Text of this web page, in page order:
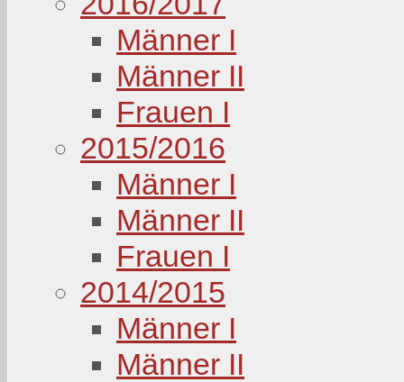
Männer I
Männer II
Frauen I
2015/2016
Männer I
Männer II
Frauen I
2014/2015
Männer I
Männer II